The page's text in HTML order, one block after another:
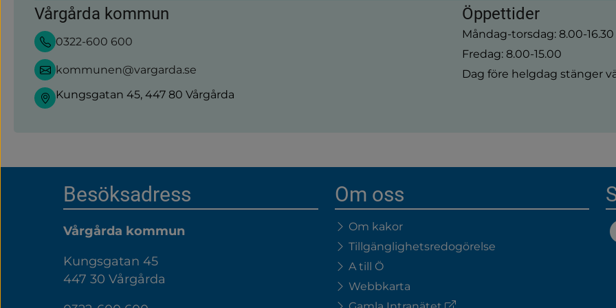
Vårgårda kommun
0322-600 600
kommunen@vargarda.se
Kungsgatan 45, 447 80 Vårgårda
Öppettider
Måndag-torsdag: 8.00-16.30
Fredag: 8.00-15.00
Dag före helgdag stänger
Besöksadress
Vårgårda kommun
Kungsgatan 45
447 30 Vårgårda
Om oss
Om kakor
Tillgänglighetsredogörelse
A till Ö
Webbkarta